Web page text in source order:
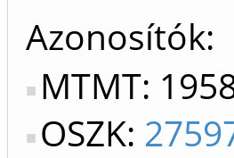
Azonosítók
MTMT:
OSZK: